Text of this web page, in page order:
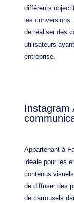
différents
les
de réaliser des
utilisateurs
entreprise.
Instagram
Appartenant à
idéale pour les
contenus
de diffuser des
de carrousels